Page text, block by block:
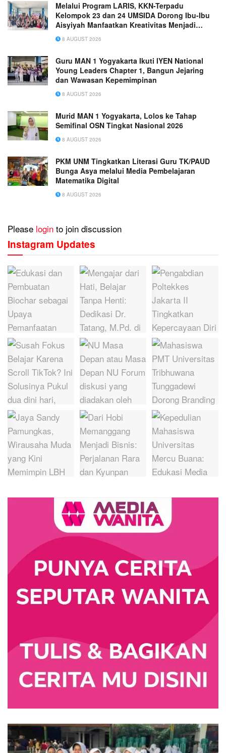
Melalui Program LARIS, KKN-Terpadu
Kelompok 23 dan 24 UMSIDA Dorong Ibu-Ibu
Aisyiyah Manfaatkan Kreativitas Menjadi
Peluang Usaha
8 AUGUST 2026
Guru MAN 1 Yogyakarta Ikuti IYEN National
Young Leaders Chapter 1, Bangun Jejaring
dan Wawasan Kepemimpinan
8 AUGUST 2026
Murid MAN 1 Yogyakarta, Lolos ke Tahap
Semifinal OSN Tingkat Nasional 2026
8 AUGUST 2026
PKM UNM Tingkatkan Literasi Guru TK/PAUD
Bunga Asya melalui Media Pembelajaran
Matematika Digital
8 AUGUST 2026
Please login to join discussion
Instagram Updates